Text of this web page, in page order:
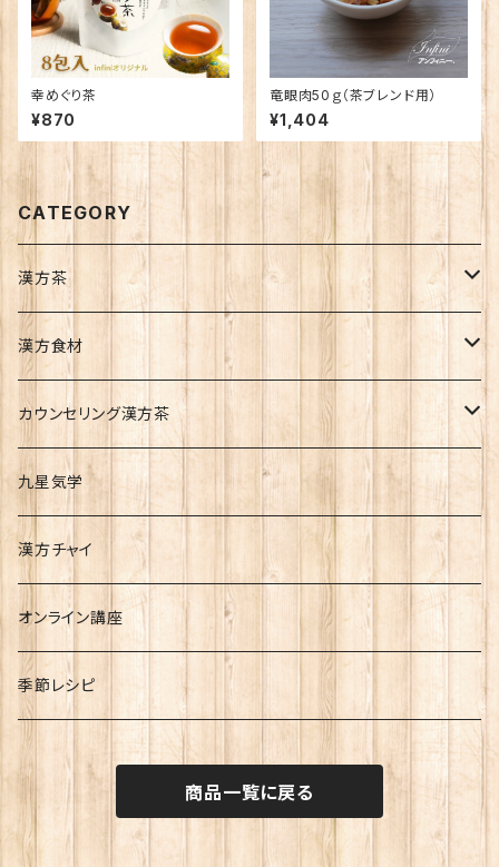
幸めぐり茶
¥870
竜眼肉50ｇ（茶ブレンド用）
¥1,404
CATEGORY
漢方茶
季節の漢方茶
気血水別漢方茶
その他
五行別漢方茶
漢方食材
理気類（気のめぐりをよくする）
補気類（気を補い元気をつける）
補血類（血の不足を補う）
理血類（血のめぐりをよくする）
利水類（水のめぐりをよくする）
カウンセリング漢方茶
リピート14日分
リピート30日分
skype
九星気学
漢方チャイ
オンライン講座
季節レシピ
商品一覧に戻る